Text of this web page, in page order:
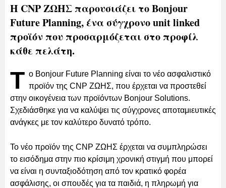
H CNP ΖΩΗΣ παρουσιάζει το Bonjour
Future Planning, ένα σύγχρονο unit linked
προϊόν που προσαρμόζεται στο προφίλ
κάθε πελάτη.
Τ ο Bonjour Future Planning είναι το νέο ασφαλιστικό
προϊόν της CNP ΖΩΗΣ, που έρχεται να προστεθεί
στην οικογένεια των προϊόντων Bonjour Solutions.
Σχεδιάσθηκε για να καλύψει τις σύγχρονες αποταμιευτικές
ανάγκες με τον καλύτερο δυνατό τρόπο.
Το νέο προϊόν της CNP ΖΩΗΣ έρχεται να συμπληρώσει
το εισόδημα στην πιο κρίσιμη χρονική στιγμή που μπορεί
να είναι η συνταξιοδότηση από τον κρατικό φορέα
ασφάλισης, οι σπουδές για τα παιδιά, η πληρωμή για